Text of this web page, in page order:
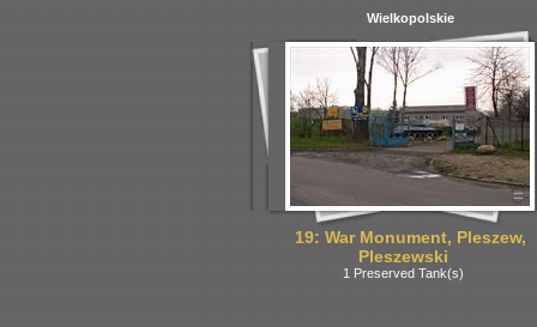
Wielkopolskie
19: War Monument, Pleszew,
Pleszewski
1 Preserved Tank(s)